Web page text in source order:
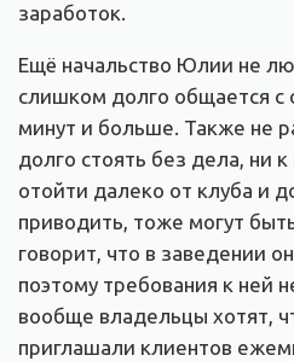
заработок.
Ещё начальство Юлии не
слишком долго общается
минут и больше. Также не
долго стоять без дела, ни
отойти далеко от клуба и
приводить, тоже могут
говорит, что в заведении
поэтому требования к ней
вообще владельцы хотят,
приглашали клиентов